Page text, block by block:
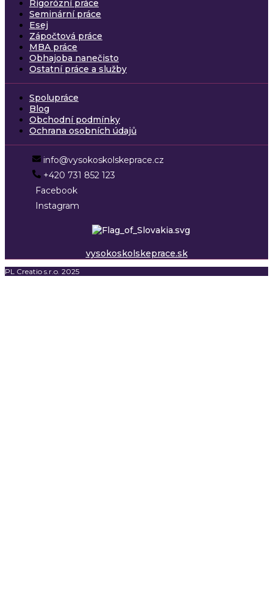
Rigorózní práce
Seminární práce
Esej
Zápočtová práce
MBA práce
Obhajoba nanečisto
Ostatní práce a služby
Spolupráce
Blog
Obchodní podmínky
Ochrana osobních údajů
info@vysokoskolskeprace.cz
+420 731 852 123
Facebook
Instagram
vysokoskolskeprace.sk
PL Creatio s.r.o. 2025